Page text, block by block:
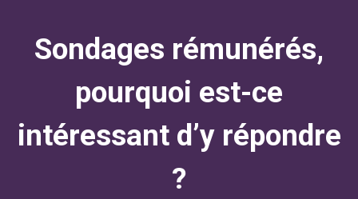
Sondages rémunérés,
pourquoi est-ce
intéressant d’y répondre
?